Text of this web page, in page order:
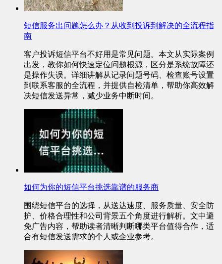
短信服务出问题怎么办？从收到投诉到解决的全流程指
南
客户投诉短信平台不好用是常见问题。本文从实际案例
出发，教你如何快速定位问题根源，区分是系统故障还
是操作失误。详细讲解从记录问题号码、检查账号设置
到联系客服的全流程，并提供自检清单，帮助你高效解
决短信发送异常，减少业务中断时间。
如何为你的短信平台挑选靠谱的服务商
围绕短信平台的选择，从送达速度、服务质量、安全防
护、价格合理性和公司背景五个角度进行解析。文中避
免广告内容，帮助读者清晰判断哪类平台值得合作，适
合有短信发送需求的个人或企业参考。